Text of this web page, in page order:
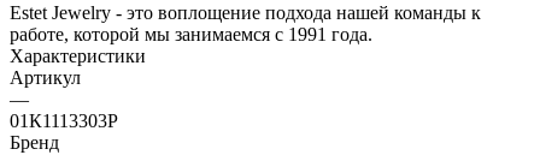
Estet Jewelry - это воплощение подхода нашей команды к
работе, которой мы занимаемся с 1991 года.
Характеристики
Артикул
—
01К1113303Р
Бренд